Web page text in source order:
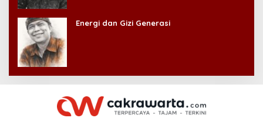
Energi dan Gizi Generasi